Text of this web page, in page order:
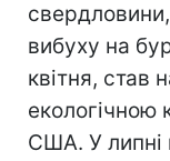
вибуху на
квітня, став
екологічною
США. У липні